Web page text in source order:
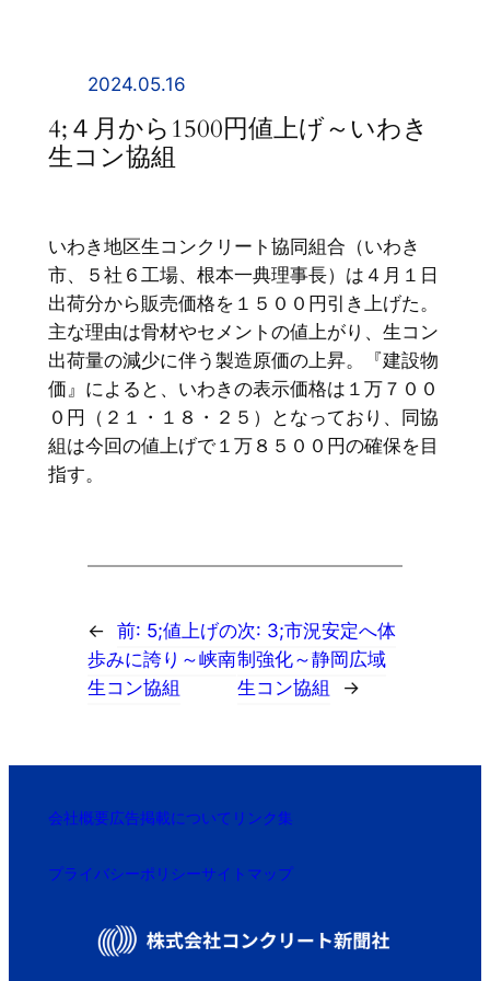
2024.05.16
4;４月から1500円値上げ～いわき
生コン協組
いわき地区生コンクリート協同組合（いわき
市、５社６工場、根本一典理事長）は４月１日
出荷分から販売価格を１５００円引き上げた。
主な理由は骨材やセメントの値上がり、生コン
出荷量の減少に伴う製造原価の上昇。『建設物
価』によると、いわきの表示価格は１万７００
０円（２１・１８・２５）となっており、同協
組は今回の値上げで１万８５００円の確保を目
指す。
← 前: 5;値上げの
歩みに誇り～峡南
生コン協組
次: 3;市況安定へ体
制強化～静岡広域
生コン協組
→
会社概要広告掲載について リンク集
プライバシーポリシーサイトマップ